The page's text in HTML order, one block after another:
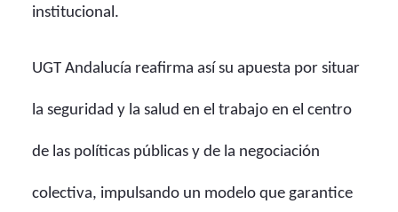
institucional.
UGT Andalucía reafirma así su apuesta por situar
la seguridad y la salud en el trabajo en el centro
de las políticas públicas y de la negociación
colectiva, impulsando un modelo que garantice